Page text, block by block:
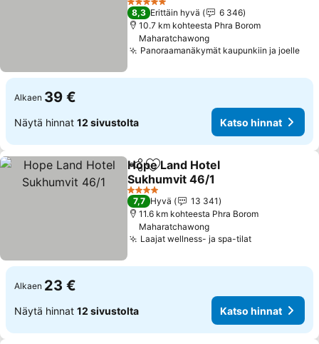
5 Tähtiluokitus
8,3 Erittäin hyvä
6 346
10.7 km kohteesta Phra Borom
Maharatchawong
Panoraamanäkymät kaupunkiin ja joelle
Alkaen 39 €
Näytä hinnat 12 sivustolta Katso hinnat
Jaa Lisää suosikkeihin
Hope Land Hotel
Sukhumvit 46/1
4 Tähtiluokitus
7,7 Hyvä
13 341
11.6 km kohteesta Phra Borom
Maharatchawong
Laajat wellness- ja spa-tilat
Alkaen 23 €
Näytä hinnat 12 sivustolta Katso hinnat